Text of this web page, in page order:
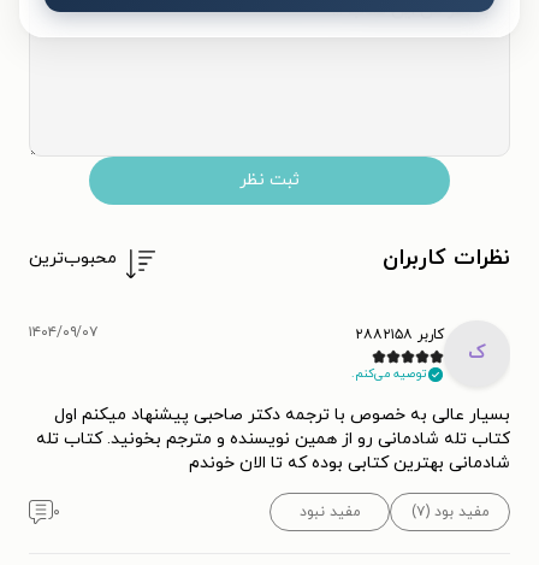
ثبت نظر
نظرات کاربران محبوب‌ترین
ک
کاربر ۲۸۸۲۱۵۸
توصیه می‌کنم.
۱۴۰۴/۰۹/۰۷
بسیار عالی به خصوص با ترجمه دکتر صاحبی پیشنهاد میکنم اول
کتاب تله شادمانی رو از همین نویسنده و مترجم بخونید. کتاب تله
شادمانی بهترین کتابی بوده که تا الان خوندم
مفید بود (۷) مفید نبود ۰